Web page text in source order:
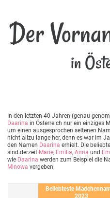
Der
in
In den letzten 40 Jahren (genau
Daarina in Österreich nur ein einziges
um einen ausgesprochen seltenen
nicht allzu lange her, denn es war im
den Namen Daarina erhielt. Die
sind derzeit Marie, Emilia, Anna und
wie Daarina werden zum Beispiel die
Minowa vergeben.
Beliebteste
2023